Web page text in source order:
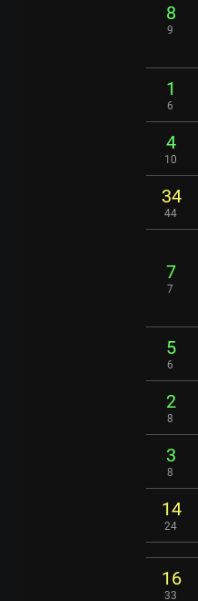
8
9
1
6
4
10
34
44
7
7
5
6
2
8
3
8
14
24
16
33